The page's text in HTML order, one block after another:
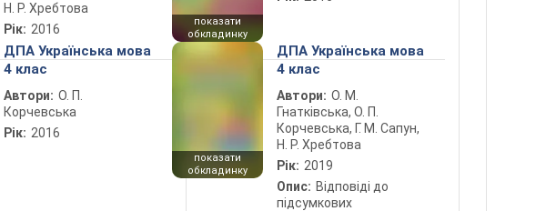
Н. Р. Хребтова
Рік: 2016
показати
обкладинку
ДПА Українська мова
4 клас
Автори: О. П.
Корчевська
Рік: 2016
показати
обкладинку
ДПА Українська мова
4 клас
Автори: О. М.
Гнатківська, О. П.
Корчевська, Г. М. Сапун,
Н. Р. Хребтова
Рік: 2019
Опис: Відповіді до
підсумкових